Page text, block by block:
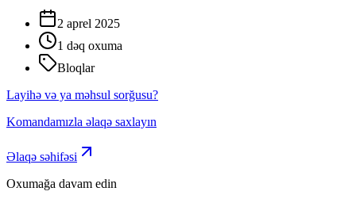
2 aprel 2025
1 dəq oxuma
Bloqlar
Layihə və ya məhsul sorğusu?
Komandamızla əlaqə saxlayın
Əlaqə səhifəsi
Oxumağa davam edin